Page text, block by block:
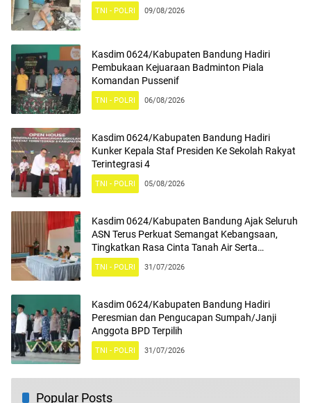
TNI - POLRI 09/08/2026
Kasdim 0624/Kabupaten Bandung Hadiri
Pembukaan Kejuaraan Badminton Piala
Komandan Pussenif
TNI - POLRI 06/08/2026
Kasdim 0624/Kabupaten Bandung Hadiri
Kunker Kepala Staf Presiden Ke Sekolah Rakyat
Terintegrasi 4
TNI - POLRI 05/08/2026
Kasdim 0624/Kabupaten Bandung Ajak Seluruh
ASN Terus Perkuat Semangat Kebangsaan,
Tingkatkan Rasa Cinta Tanah Air Serta
Mengamalkan Nilai Nilai Pancasila
TNI - POLRI 31/07/2026
Kasdim 0624/Kabupaten Bandung Hadiri
Peresmian dan Pengucapan Sumpah/Janji
Anggota BPD Terpilih
TNI - POLRI 31/07/2026
Popular Posts